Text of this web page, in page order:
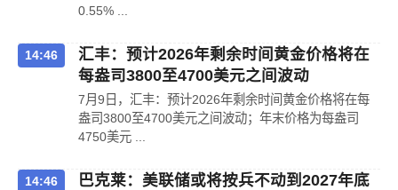
0.55% ...
14:46
汇丰：预计2026年剩余时间黄金价格将在
每盎司3800至4700美元之间波动
7月9日，汇丰：预计2026年剩余时间黄金价格将在每
盎司3800至4700美元之间波动；年末价格为每盎司
4750美元 ...
14:46 巴克莱：美联储或将按兵不动到2027年底